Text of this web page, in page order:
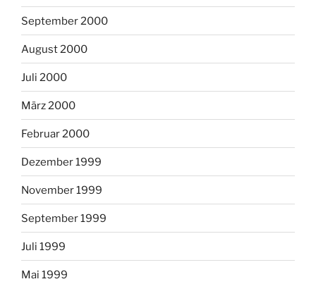
September 2000
August 2000
Juli 2000
März 2000
Februar 2000
Dezember 1999
November 1999
September 1999
Juli 1999
Mai 1999